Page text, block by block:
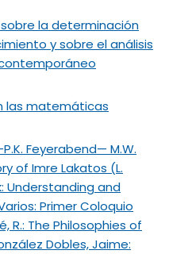
la determinación
y sobre el análisis
las matemáticas
Feyerabend— M.W.
of Imre Lakatos (L.
Understanding and
Primer Coloquio
R.: The Philosophies of
Dobles, Jaime: